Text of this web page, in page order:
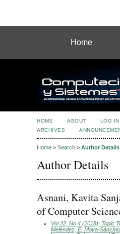
Home
HOME ABOUT LOG IN
ARCHIVES
Home > Search > Author Details
Author Details
Asnani, Kavita
of Computer
Vol 22, No 4 (2018): Topic
Meléndez, E. Moya-